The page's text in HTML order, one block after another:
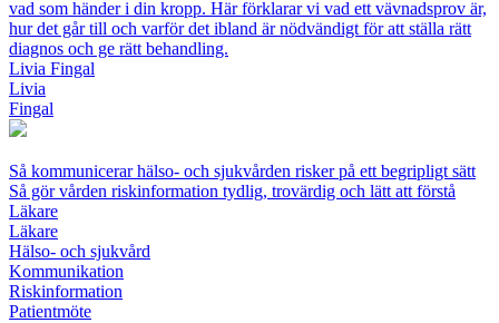
vad som händer i din kropp. Här förklarar vi vad ett vävnadsprov är,
hur det går till och varför det ibland är nödvändigt för att ställa rätt
diagnos och ge rätt behandling.
Livia Fingal
Livia
Fingal
Så kommunicerar hälso- och sjukvården risker på ett begripligt sätt
Så gör vården riskinformation tydlig, trovärdig och lätt att förstå
Läkare
Läkare
Hälso- och sjukvård
Kommunikation
Riskinformation
Patientmöte